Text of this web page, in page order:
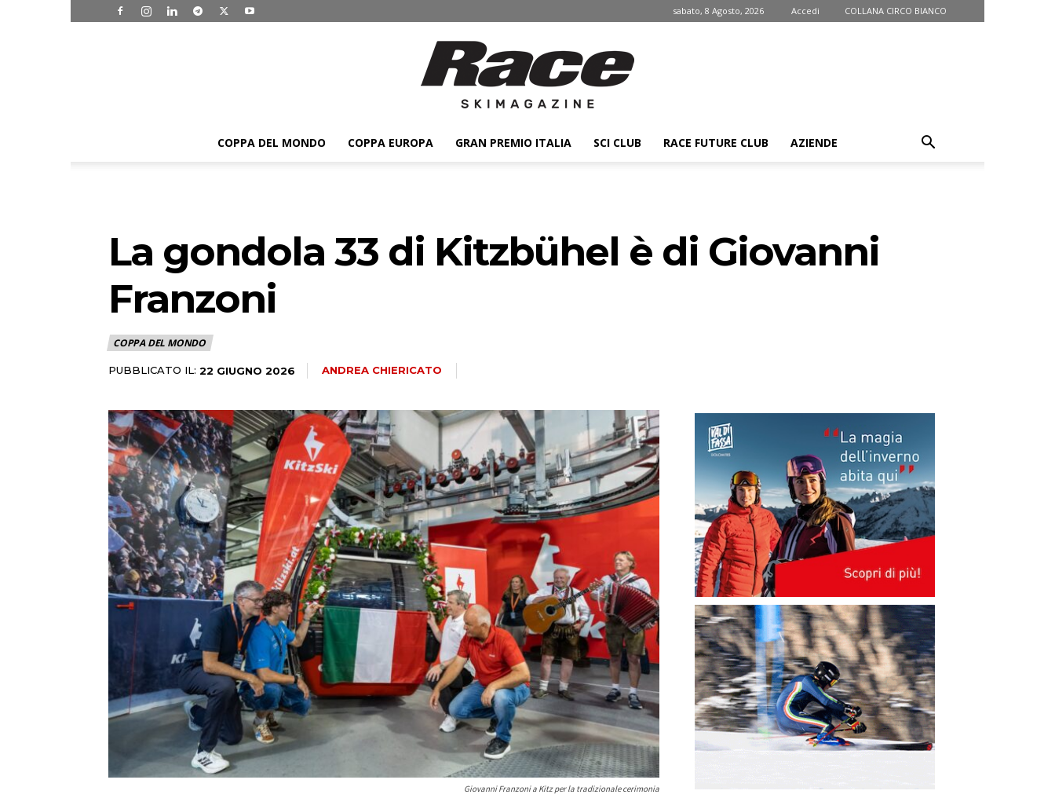
sabato, 8 Agosto, 2026 Accedi COLLANA CIRCO BIANCO
ski
COPPA DEL MONDO COPPA EUROPA GRAN PREMIO ITALIA SCI CLUB RACE FUTURE CLUB AZIENDE
La gondola 33 di Kitzbühel è di Giovanni
Franzoni
COPPA DEL MONDO
PUBBLICATO IL: 22 GIUGNO 2026 ANDREA CHIERICATO
Giovanni Franzoni a Kitz per la tradizionale cerimonia